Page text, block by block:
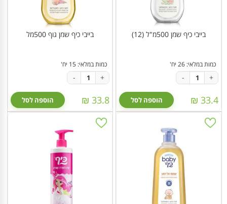
בייבי כיף שמן 500מ"ל (12)
כמות במלאי: 26 יח'
33.4 ₪
- +
הוספה לסל
בייבי כיף שמן גוף 500מל
כמות במלאי: 15 יח'
33.8 ₪
- +
הוספה לסל